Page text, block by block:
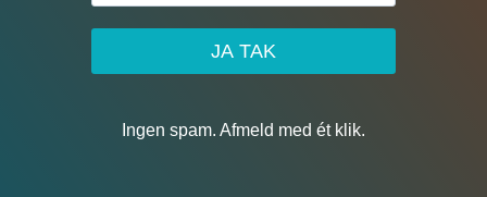
JA TAK
Ingen spam. Afmeld med ét klik.